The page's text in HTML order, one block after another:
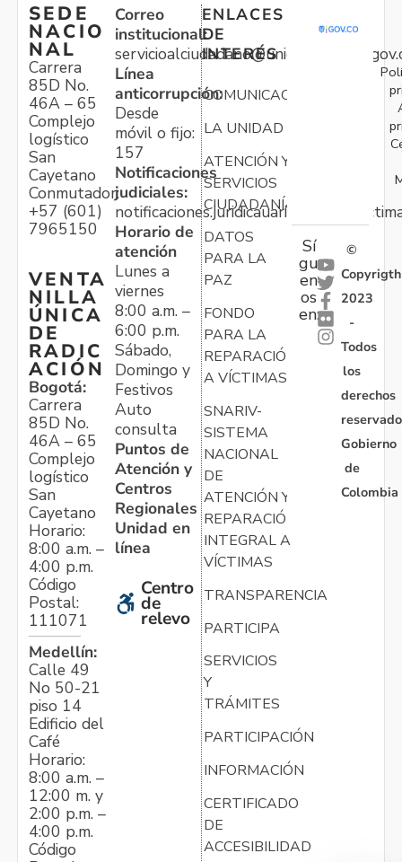
SEDE
NACIO
NAL
Carrera
85D No.
46A – 65
Complejo
logístico
San
Cayetano
Conmutador:
+57 (601)
7965150
VENTA
NILLA
ÚNICA
DE
RADIC
ACIÓN
Bogotá:
Carrera
85D No.
46A – 65
Complejo
logístico
San
Cayetano
Horario:
8:00 a.m. –
4:00 p.m.
Código
Postal:
111071
Medellín:
Calle 49
No 50-21
piso 14
Edificio del
Café
Horario:
8:00 a.m. –
12:00 m. y
2:00 p.m. –
4:00 p.m.
Código
Correo
institucional:
Línea
anticorrupción:
Desde
móvil o fijo:
157
Notificaciones
judiciales:
Horario de
atención
Lunes a
viernes
8:00 a.m. –
6:00 p.m.
Sábado,
Domingo y
Festivos
Auto
consulta
Puntos de
Atención y
Centros
Regionales
Unidad en
línea
Centro
de
relevo
ENLACES
DE
INTERÉS
COMUNICACIONES
LA UNIDAD
ATENCIÓN Y
SERVICIOS
CIUDADANÍA
DATOS
PARA LA
PAZ
FONDO
PARA LA
REPARACIÓN
A VÍCTIMAS
SNARIV-
SISTEMA
NACIONAL
DE
ATENCIÓN Y
REPARACIÓN
INTEGRAL A
VÍCTIMAS
TRANSPARENCIA
PARTICIPA
SERVICIOS
Y
TRÁMITES
PARTICIPACIÓN
INFORMACIÓN
CERTIFICADO
DE
ACCESIBILIDAD
Sí
gu
en
os
en:
©
Copyrigth
2023
-
Todos
los
derechos
Gobierno
de
Colombia